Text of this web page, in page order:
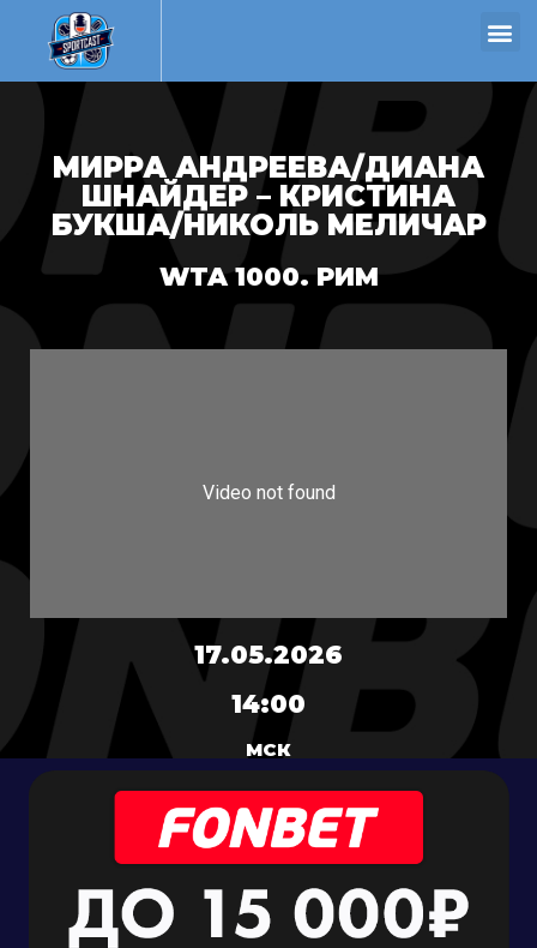
МИРРА АНДРЕЕВА/ДИАНА
ШНАЙДЕР – КРИСТИНА
БУКША/НИКОЛЬ МЕЛИЧАР
WTA 1000. РИМ
17.05.2026
14:00
МСК